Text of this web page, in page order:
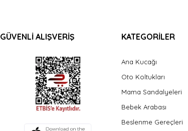
GÜVENLİ ALIŞVERİŞ KATEGORİLER
Ana Kucağı
Oto Koltukları
Mama Sandalyeleri
Bebek Arabası
Beslenme Gereçleri